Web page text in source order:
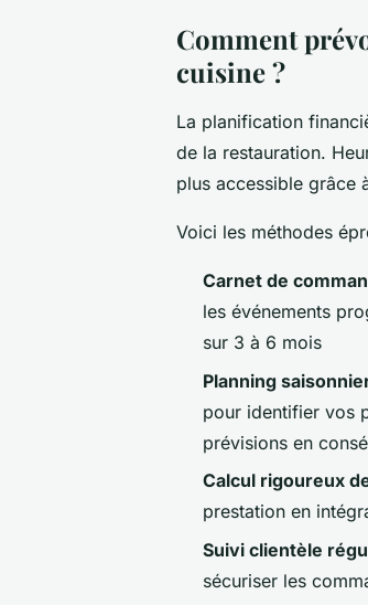
Comment
cuisine ?
La planification
de la restauration.
plus accessible grâce
Voici les méthodes
Carnet de
les événements
sur 3 à 6 mois
Planning
pour identifier vos
prévisions en
Calcul rigoureux
prestation en
Suivi clientèle
sécuriser les